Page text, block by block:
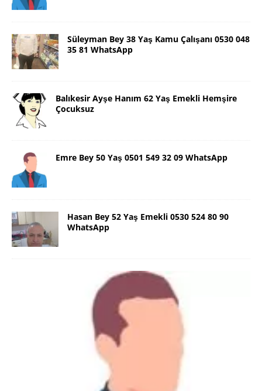
Süleyman Bey 38 Yaş Kamu Çalışanı 0530 048
35 81 WhatsApp
Balıkesir Ayşe Hanım 62 Yaş Emekli Hemşire
Çocuksuz
Emre Bey 50 Yaş 0501 549 32 09 WhatsApp
Hasan Bey 52 Yaş Emekli 0530 524 80 90
WhatsApp
Danimarka Mustafa Bey 45 Yaş +45
42 48 17 28 WhatsApp
Lütfen Danimarka dışı aramasın. Selam ben
Danimarka’dan Mustafa 45 yaşında, 1.88 boyunda,
98 kiloda, Kumral, ayrılmış bir beyim. Alkol yok.
Sigara var. Maddi sıkıntım yok.